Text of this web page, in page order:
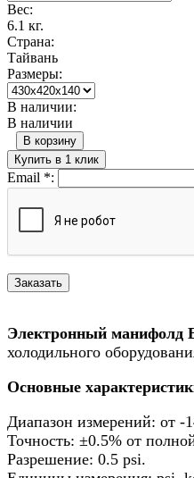
Вес:
6.1 кг.
Страна:
Тайвань
Размеры:
В наличии:
В наличии
В корзину
Купить в 1 клик
Email *:
Электронный манифолд
холодильного
Основные
Диапазон измерений: от -
Точность: ±0.5% от
Разрешение: 0.5 psi.